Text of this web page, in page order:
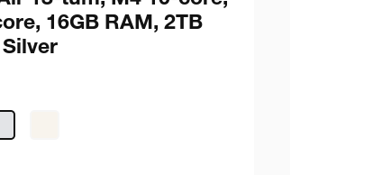
16GB RAM, 2TB
Silver